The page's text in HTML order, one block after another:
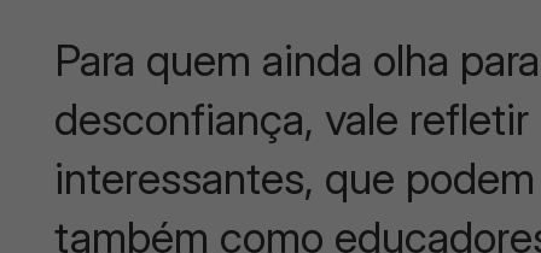
Para quem ainda olha
desconfiança, vale
interessantes, que
também como